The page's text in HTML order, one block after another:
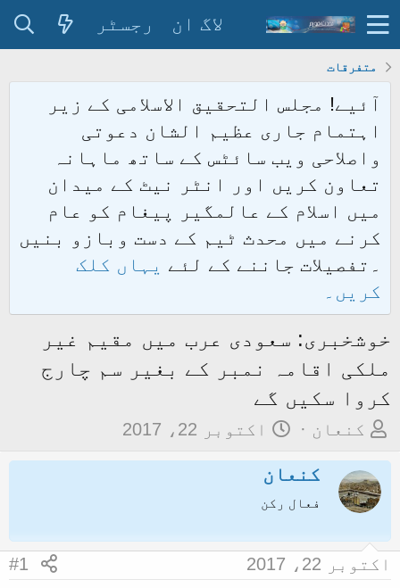
لاگ ان رجسٹر
متفرقات
آئیے! مجلس التحقیق الاسلامی کے زیر
اہتمام جاری عظیم الشان دعوتی
واصلاحی ویب سائٹس کے ساتھ ماہانہ
تعاون کریں اور انٹر نیٹ کے میدان
میں اسلام کے عالمگیر پیغام کو عام
کرنے میں محدث ٹیم کے دست وبازو بنیں
۔تفصیلات جاننے کے لئے یہاں کلک
کریں۔
خوشخبری: سعودی عرب میں مقیم غیر
ملکی اقامہ نمبر کے بغیر سم چارج
کروا سکیں گے
م
ض
و
ک
کنعان
ت
ر
ی
آ
اکتوبر 22، 2017
کنعان
فعال رکن
اکتوبر 22، 2017 #1